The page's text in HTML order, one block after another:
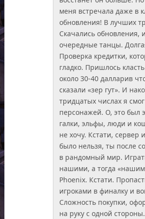
меня встречала даже в
обновления! В лучших
Скачались обновления,
очередные танцы.
Проверка кредитки,
гладко. Пришлось
около 30-40 далларив
сказали «зер гут». И
тридцатых числах я
персонажей. О, это был
галки, эльфы, люди и
не хочу. Кстати, сервер
было нельзя, ты после
в рандомный мир.
нашими, а тогда
Phoenix. Кстати.
игроками в финалку и
Сложность покупки,
на руку с одной